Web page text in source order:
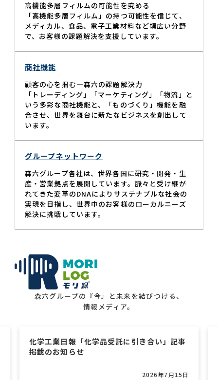
高機能多層フィルムの可能性を究める
「高機能多層フィルム」の持つ可能性を信じて、
メディカル、食品、電子工業材料など幅広い分野
で、お客様の課題解決を支援しています。
商社機能
顧客の心を掴む—森六の課題解決力
「トレーディング」「マーケティング」「物流」と
いう多彩な商社機能と、「ものづくり」機能を融
合させ、世界を舞台に新たなビジネスを創出して
います。
グループネットワーク
森六グループ各社は、世界各国に研究・開発・生
産・営業拠点を展開しています。脈々と受け継が
れてきた変革のDNAによりサステナブルな社会の
実現を目指し、世界中のお客様のローカルニーズ
解決に挑戦しています。
森六グループの『今』と未来を結びつける、
情報メディア。
化学工業日報「化学品受託に引き合い」記事
掲載のお知らせ
2026年7月15日